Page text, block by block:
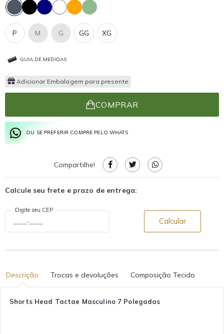
GG
G
M
P XG
GUIA DE MEDIDAS
Adicionar Embalagem para presente
COMPRAR
OU SE PREFERIR COMPRE PELO WHATS
Compartilhe!
Calcule seu frete e prazo de entrega:
Digite seu CEP
Calcular
Descrição Trocas e devoluções Composição Tecido
Shorts Head Tactae Masculino 7 Polegadas